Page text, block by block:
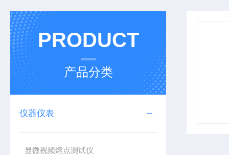
PRODUCT
产品分类
仪器仪表
显微视频熔点测试仪